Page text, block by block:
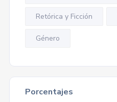
Retórica y Ficción
Género
Porcentajes